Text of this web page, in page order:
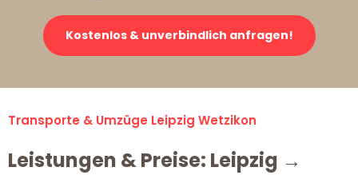
Kostenlos & unverbindlich anfragen!
Transporte & Umzüge Leipzig Wetzikon
Leistungen & Preise: Leipzig →